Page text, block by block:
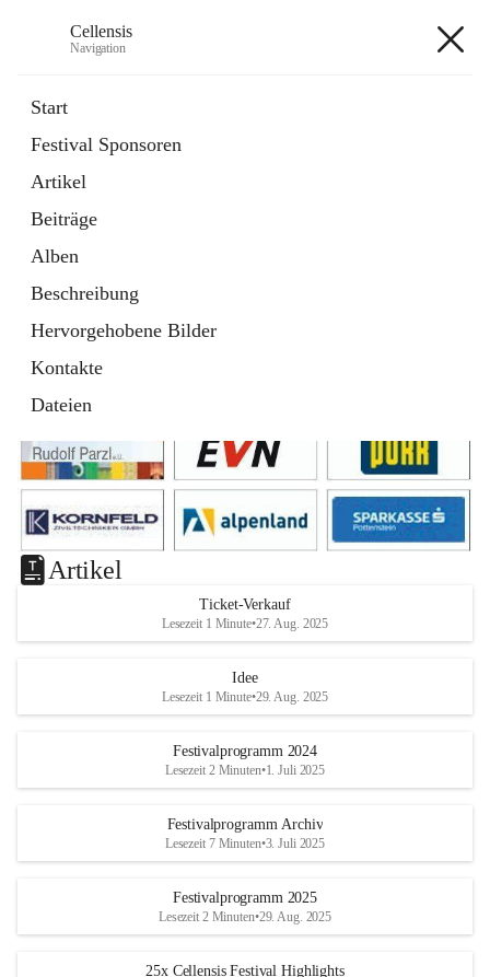
Cellensis
Navigation
Start
Festival Sponsoren
Artikel
Beiträge
Alben
Beschreibung
Hervorgehobene Bilder
Kontakte
Dateien
Festival Sponsoren
Artikel
Ticket-Verkauf
Lesezeit 1 Minute•27. Aug. 2025
Idee
Lesezeit 1 Minute•29. Aug. 2025
Festivalprogramm 2024
Lesezeit 2 Minuten•1. Juli 2025
Festivalprogramm Archiv
Lesezeit 7 Minuten•3. Juli 2025
Festivalprogramm 2025
Lesezeit 2 Minuten•29. Aug. 2025
25x Cellensis Festival Highlights